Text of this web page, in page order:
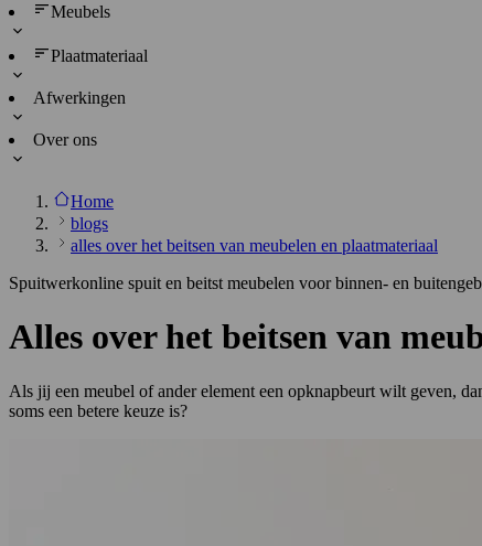
Meubels
Plaatmateriaal
Afwerkingen
Over ons
Home
blogs
alles over het beitsen van meubelen en plaatmateriaal
Spuitwerkonline spuit en beitst meubelen voor binnen- en
Alles over het beitsen van
Als jij een meubel of ander element een opknapbeurt wilt geven,
soms een betere keuze is?